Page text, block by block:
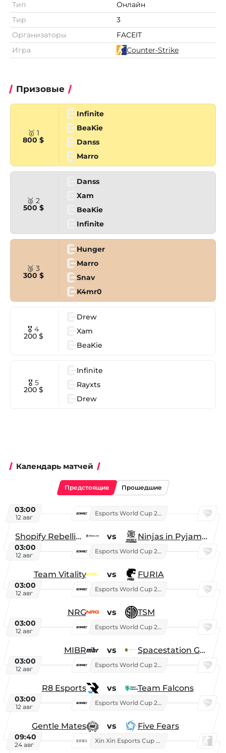
Тип
Онлайн
Тир
3
Организаторы
FACEIT
Игра
Counter-Strike
Призовые
🥇 1
800 $
Infinite
BeaKie
Danss
Marro
🥈 2
500 $
Danss
Xam
BeaKie
Infinite
🥉 3
300 $
Hunger
Marro
Snav
K4mr0
🎖 4
200 $
Drew
Xam
BeaKie
🎖 5
200 $
Infinite
Rayxts
Drew
Календарь матчей
Предстоящие Прошедшие
03:00
12 авг
Esports World Cup 2026
Shopify Rebellion vs Ninjas in Pyjamas
03:00
12 авг
Esports World Cup 2026
Team Vitality vs FURIA
03:00
12 авг
Esports World Cup 2026
NRG vs TSM
03:00
12 авг
Esports World Cup 2026
MIBR vs Spacestation Gaming
03:00
12 авг
Esports World Cup 2026
R8 Esports vs Team Falcons
03:00
12 авг
Esports World Cup 2026
Gentle Mates vs Five Fears
09:40
24 авг
Xin Xin Esports Cup 2025